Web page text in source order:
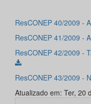
ResCONEP 40/2009 -
ResCONEP 41/2009 -
ResCONEP 42/2009 -
ResCONEP 43/2009 -
Atualizado em: Ter, 20